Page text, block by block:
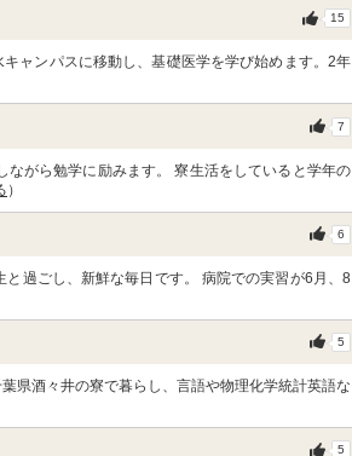
15
ャンパスに移動し、基礎医学を学び始めます。2年
7
がら勉学に励みます。 寮生活をしていると学年の
）
6
過ごし、新鮮な毎日です。 病院での実習が6月、8
5
県酒々井の寮で暮らし、言語や物理化学統計英語な
5